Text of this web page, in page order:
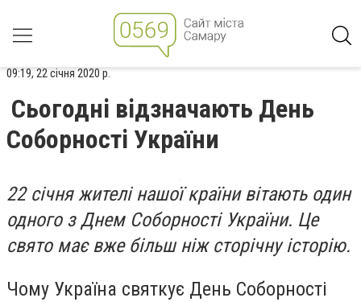
09:19, 22 січня 2020 р.
Сьогодні відзначають День
Соборності України
22 січня жителі нашої країни вітають один
одного з Днем Соборності України. Це
свято має вже більш ніж сторічну історію.
Чому Україна святкує День Соборності